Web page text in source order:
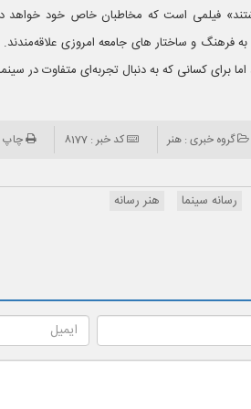
فیلمی است که مخاطبان خاص خود
فرهنگ و ساختار های جامعه امروزی
برای کسانی که به دنبال تجربه‌ای متفاوت در
گروه خبری : هنر کد خبر : 8177 چاپ
رسانه سینما هنر رسانه